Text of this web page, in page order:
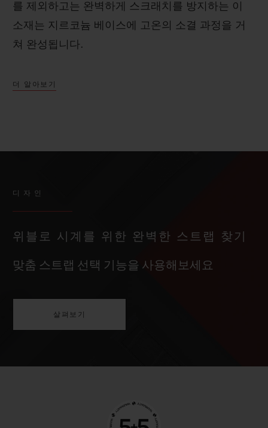
를 제외하고는 완벽하게 스크래치를 방지하는 이
소재는 지르코늄 베이스에 고온의 소결 과정을 거
쳐 완성됩니다.
더 알아보기
디자인
위블로 시계를 위한 완벽한 스트랩 찾기
맞춤 스트랩 선택 기능을 사용해보세요
살펴보기